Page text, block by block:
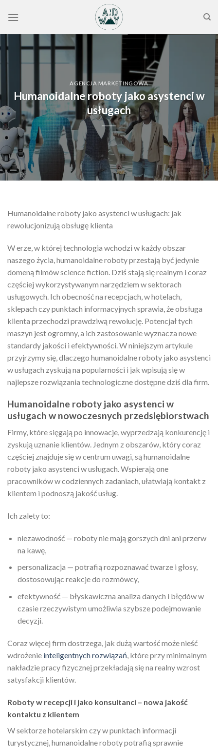
AGENCJA MARKETINGOWA
Humanoidalne roboty jako asystenci w
usługach
Humanoidalne roboty jako asystenci w usługach: jak
rewolucjonizują obsługę klienta
W erze, w której technologia wchodzi w każdy obszar
naszego życia, humanoidalne roboty przestają być jedynie
domeną filmów science fiction. Dziś stają się realnym i coraz
częściej wykorzystywanym narzędziem w sektorach
usługowych. Ich obecność na recepcjach, w hotelach,
sklepach czy punktach informacyjnych sprawia, że obsługa
klienta przechodzi prawdziwą rewolucję. Potencjał tych
maszyn jest ogromny, a ich zastosowanie wyznacza nowe
standardy jakości i efektywności. W niniejszym artykule
przyjrzymy się, dlaczego humanoidalne roboty jako asystenci
w usługach zyskują na popularności i jak wpisują się w
najlepsze rozwiązania technologiczne dostępne dziś dla firm.
Humanoidalne roboty jako asystenci w
usługach w nowoczesnych przedsiębiorstwach
Firmy, które sięgają po innowacje, wyprzedzają konkurencję i
zyskują uznanie klientów. Jednym z obszarów, który coraz
częściej znajduje się w centrum uwagi, są humanoidalne
roboty jako asystenci w usługach. Wspierają one
pracowników w codziennych zadaniach, ułatwiają kontakt z
klientem i podnoszą jakość usług.
Ich zalety to:
niezawodność — roboty nie mają gorszych dni ani przerw
na kawę,
personalizacja — potrafią rozpoznawać twarze i głosy,
dostosowując reakcje do rozmówcy,
efektywność — błyskawiczna analiza danych i błędów w
czasie rzeczywistym umożliwia szybsze podejmowanie
decyzji.
Coraz więcej firm dostrzega, jak dużą wartość może nieść
wdrożenie inteligentnych rozwiązań , które przy minimalnym
nakładzie pracy fizycznej przekładają się na realny wzrost
satysfakcji klientów.
Roboty w recepcji i jako konsultanci – nowa jakość
kontaktu z klientem
W sektorze hotelarskim czy w punktach informacji
turystycznej, humanoidalne roboty potrafią sprawnie